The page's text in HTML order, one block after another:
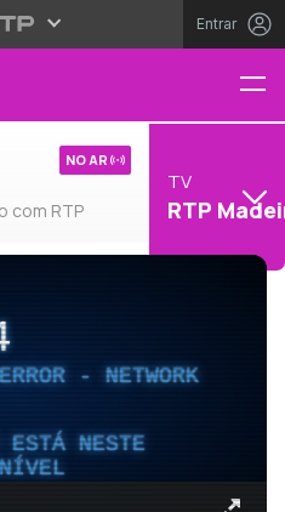
Entrar
com RTP
NO AR
TV
RTP
- NETWORK
ESTÁ NESTE